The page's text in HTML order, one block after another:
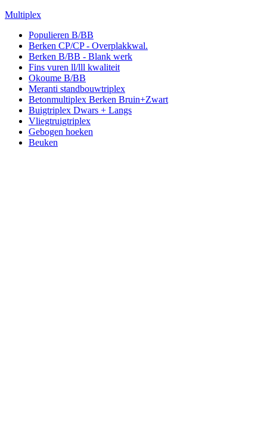
Multiplex
Populieren B/BB
Berken CP/CP - Overplakkwal.
Berken B/BB - Blank werk
Fins vuren ll/lll kwaliteit
Okoume B/BB
Meranti standbouwtriplex
Betonmultiplex Berken Bruin+Zwart
Buigtriplex Dwars + Langs
Vliegtruigtriplex
Gebogen hoeken
Beuken